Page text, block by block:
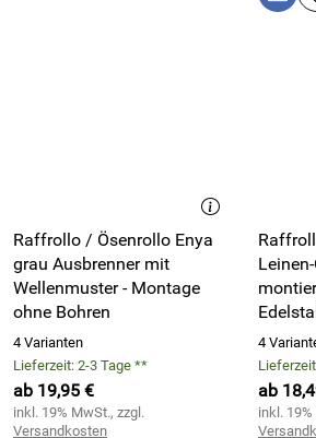
Raffrollo / Ösenrollo Enya
grau Ausbrenner mit
Wellenmuster - Montage
ohne Bohren
4 Varianten
Lieferzeit: 2-3 Tage **
ab 19,95 €
inkl. 19% MwSt., zzgl.
Versandkosten
4
ab
inkl.